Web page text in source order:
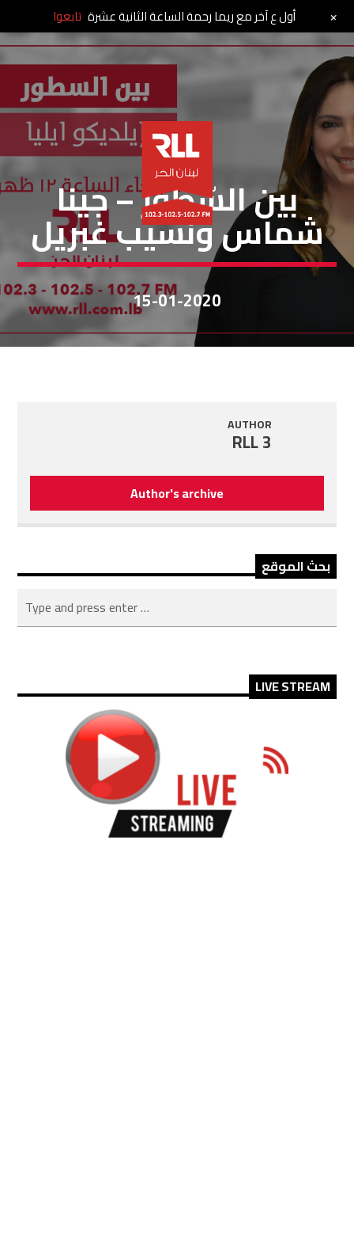
بين السطور
بين السّطور – جينا
شماس ونسيب غبريل
15-01-2020
AUTHOR
RLL 3
Author's archive
بحث الموقع
LIVE STREAM
أول ع آخر مع ريما رحمة الساعة الثانية عشرة تابعوا +